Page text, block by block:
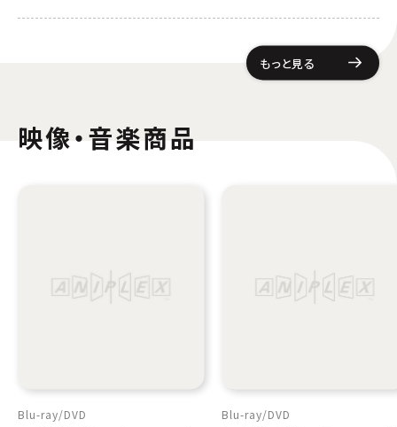
もっと見る
映像・音楽商品
Blu-ray DVD Blu-ray DVD